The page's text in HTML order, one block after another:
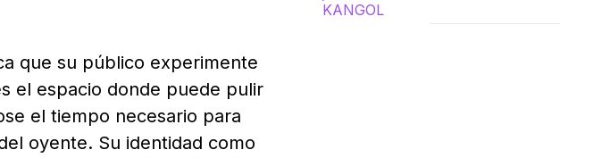
que su público experimente
el espacio donde puede pulir
el tiempo necesario para
oyente. Su identidad como